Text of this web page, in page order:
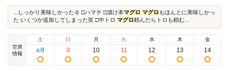
...しっかり美味しかった☺️ □ハマチ □漬け本マグロ マグロ もほんとに美味しかっ
た いくつか追加してしまった笑 □中トロ マグロ頼んだらトロも頼む...
空席
情報
土
8/8
日
9
月
10
火
11
水
12
木
13
金
14